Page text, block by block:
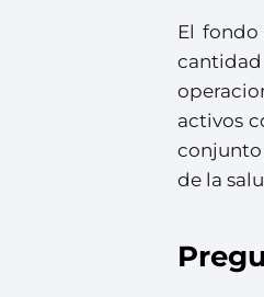
El
activos
conjunto
de la